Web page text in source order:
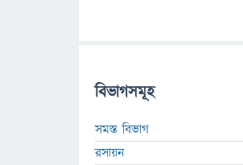
বিভাগসমূহ
সমস্ত বিভাগ
রসায়ন